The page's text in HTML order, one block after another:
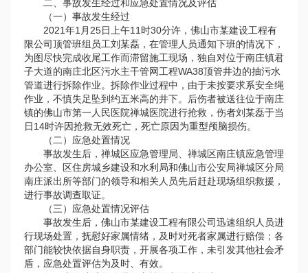
二、事故发生经过和应急处置情况及评估
（一）事故发生经过
2021年1月25日上午11时30分许，佛山市某建设工程有
限公司顶管班组员工刘某磊，在管理人员通知下班的情况下，
为图尽快完成收尾工作而滞留施工现场，独自对位于南庄镇君
子大道的南庄北区污水主干管网工程WA38顶管井边的抽污水
管道进行拆除作业。拆除作业过程中，由于未按要求系安全绳
作业，不慎失足坠到约五米高的井下。后伤者被送往位于南庄
镇的佛山市第一人民医院禅城医院进行抢救，伤者刘某磊于当
日14时许因抢救无效死亡，死亡原因为重型颅脑损伤。
（二）应急处置情况
事故发生后，禅城区应急管理局、禅城区南庄镇应急管理
办公室、区住房城乡建设和水利局和佛山市公安局禅城区分局
南庄派出所等部门的领导和相关人员先后赶赴现场组织救援，
进行事故调查取证。
（三）应急处置情况评估
事故发生后，佛山市某建设工程有限公司迅速组织人员进
行现场处置，抚慰好家属情绪，及时对死者家属进行赔偿；各
部门能较快依据自身职责，开展各项工作，未引发其他社会矛
盾，应急处置评估为及时、有效。